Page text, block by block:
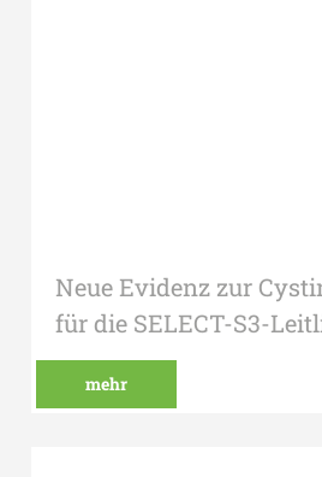
Neue Evidenz zur
für die SELECT-S3-
mehr